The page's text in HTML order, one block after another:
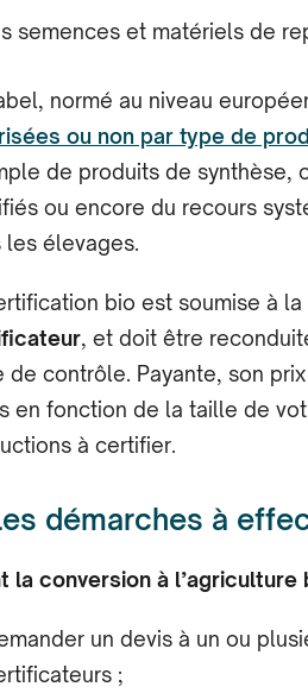
semences et matériels de
normé au niveau
ou non par type de
de produits de synthèse,
ou encore du recours
les élevages.
bio est soumise à la
, et doit être
de contrôle. Payante, son
en fonction de la taille de
à certifier.
démarches à
la conversion à l’agriculture
un devis à un ou
;